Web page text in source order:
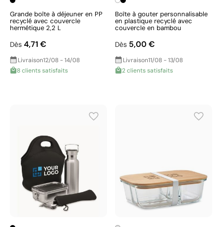
Grande boîte à déjeuner en PP
recyclé avec couvercle
hermétique 2,2 L
Dès 4,71 €
Livraison12/08 - 14/08
8 clients satisfaits
Boîte à gouter personnalisable
en plastique recyclé avec
couvercle en bambou
Dès 5,00 €
Livraison11/08 - 13/08
2 clients satisfaits